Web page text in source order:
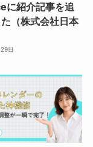
に紹介記事を追
（株式会社日本
日